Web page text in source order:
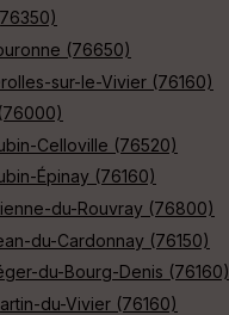
(76650)
sur-le-Vivier (76160)
Celloville (76520)
Épinay (76160)
du-Rouvray (76800)
du-Cardonnay (76150)
du-Bourg-Denis (76160)
du-Vivier (76160)